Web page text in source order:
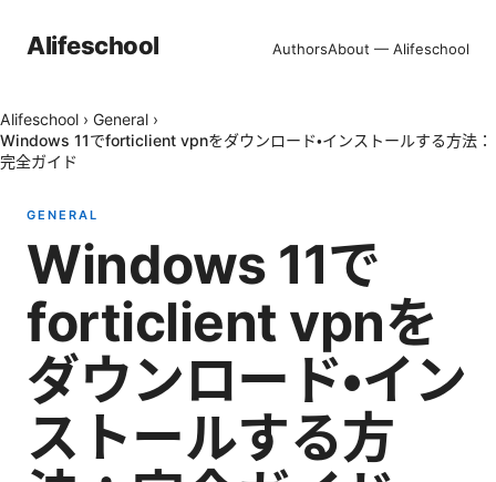
Alifeschool AuthorsAbout — Alifeschool
Alifeschool › General ›
Windows 11でforticlient vpnをダウンロード・インストールする方法：
完全ガイド
GENERAL
Windows 11で
forticlient vpnを
ダウンロード・イン
ストールする方